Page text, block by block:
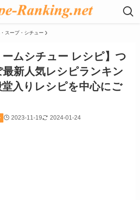
スープ・シチュー
ームシチュー レシピ】つ
最新人気レシピランキン
堂入りレシピを中心にご
2023-11-19 2024-01-24